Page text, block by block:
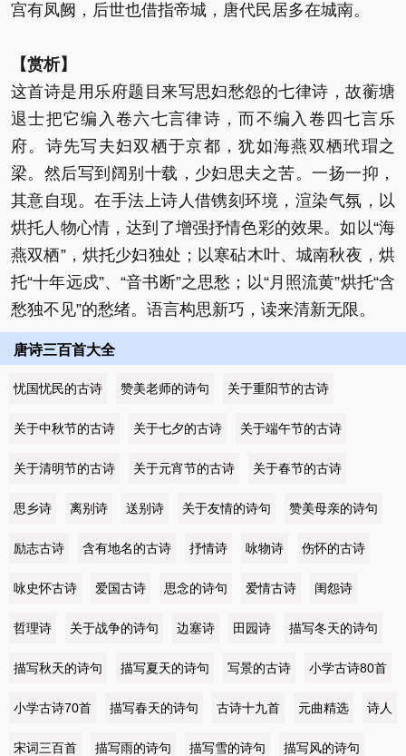
宫有凤阙，后世也借指帝城，唐代民居多在城南。
【赏析】
这首诗是用乐府题目来写思妇愁怨的七律诗，故蘅塘
退士把它编入卷六七言律诗，而不编入卷四七言乐
府。诗先写夫妇双栖于京都，犹如海燕双栖玳瑁之
梁。然后写到阔别十载，少妇思夫之苦。一扬一抑，
其意自现。在手法上诗人借镌刻环境，渲染气氛，以
烘托人物心情，达到了增强抒情色彩的效果。如以“海
燕双栖”，烘托少妇独处；以寒砧木叶、城南秋夜，烘
托“十年远戍”、“音书断”之思愁；以“月照流黄”烘托“含
愁独不见”的愁绪。语言构思新巧，读来清新无限。
唐诗三百首大全
忧国忧民的古诗 赞美老师的诗句 关于重阳节的古诗
关于中秋节的古诗 关于七夕的古诗 关于端午节的古诗
关于清明节的古诗 关于元宵节的古诗 关于春节的古诗
思乡诗 离别诗 送别诗 关于友情的诗句 赞美母亲的诗句
励志古诗 含有地名的古诗 抒情诗 咏物诗 伤怀的古诗
咏史怀古诗 爱国古诗 思念的诗句 爱情古诗 闺怨诗
哲理诗 关于战争的诗句 边塞诗 田园诗 描写冬天的诗句
描写秋天的诗句 描写夏天的诗句 写景的古诗 小学古诗80首
小学古诗70首 描写春天的诗句 古诗十九首 元曲精选 诗人
宋词三百首 描写雨的诗句 描写雪的诗句 描写风的诗句